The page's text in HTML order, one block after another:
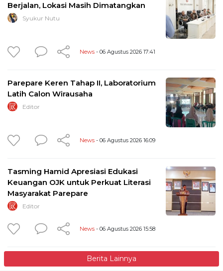
Berjalan, Lokasi Masih Dimatangkan
Syukur Nutu
News - 06 Agustus 2026 17:41
Parepare Keren Tahap II, Laboratorium
Latih Calon Wirausaha
Editor
News - 06 Agustus 2026 16:09
Tasming Hamid Apresiasi Edukasi
Keuangan OJK untuk Perkuat Literasi
Masyarakat Parepare
Editor
News - 06 Agustus 2026 15:58
Berita Lainnya